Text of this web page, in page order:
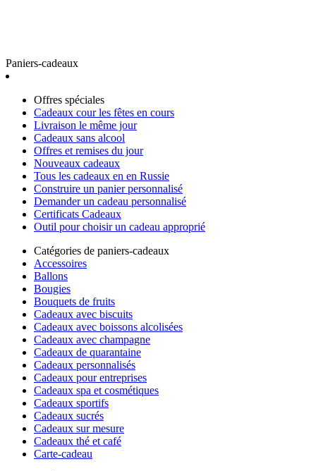
Paniers-cadeaux
Offres spéciales
Cadeaux cour les fêtes en cours
Livraison le même jour
Cadeaux sans alcool
Offres et remises du jour
Nouveaux cadeaux
Tous les cadeaux en en Russie
Construire un panier personnalisé
Demander un cadeau personnalisé
Certificats Cadeaux
Outil pour choisir un cadeau approprié
Catégories de paniers-cadeaux
Accessoires
Ballons
Bougies
Bouquets de fruits
Cadeaux avec biscuits
Cadeaux avec boissons alcolisées
Cadeaux avec champagne
Cadeaux de quarantaine
Cadeaux personnalisés
Cadeaux pour entreprises
Cadeaux spa et cosmétiques
Cadeaux sportifs
Cadeaux sucrés
Cadeaux sur mesure
Cadeaux thé et café
Carte-cadeau